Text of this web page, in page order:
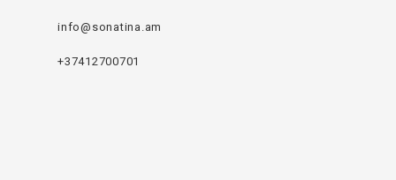
info@sonatina.am
+37412700701